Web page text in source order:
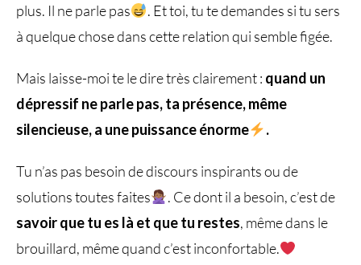
plus. Il ne parle pas
. Et toi, tu te demandes si tu sers
à quelque chose dans cette relation qui semble figée.
Mais laisse-moi te le dire très clairement : quand un
dépressif ne parle pas​, ta présence, même
silencieuse, a une puissance énorme
.
Tu n’as pas besoin de discours inspirants ou de
solutions toutes faites
. Ce dont il a besoin, c’est de
savoir que tu es là et que tu restes, même dans le
brouillard, même quand c’est inconfortable.